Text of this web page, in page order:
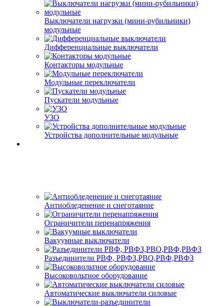
Выключатели нагрузки (мини-рубильники)
модульные
Дифференциальные выключатели
Контакторы модульные
Модульные переключатели
Пускатели модульные
УЗО
Устройства дополнительные модульные
Антиобледенение и снеготаяние
Ограничители перенапряжения
Вакуумные выключатели
Разъединители РВФ, РВФЗ,РВО,РВФ,РВФЗ
Высоковольтное оборудование
Автоматические выключатели cиловые